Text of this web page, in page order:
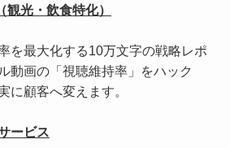
光・飲食特化）
を最大化する10万文字の戦略レポ
動画の「視聴維持率」をハック
に顧客へ変えます。
ービス